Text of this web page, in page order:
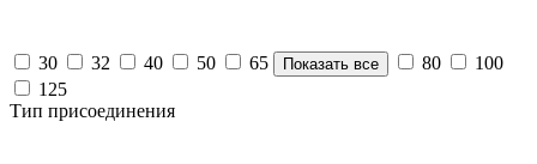
30 32 40 50 65 Показать все 80
100
125
Тип присоединения